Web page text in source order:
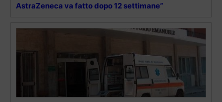
AstraZeneca va fatto dopo 12 settimane”